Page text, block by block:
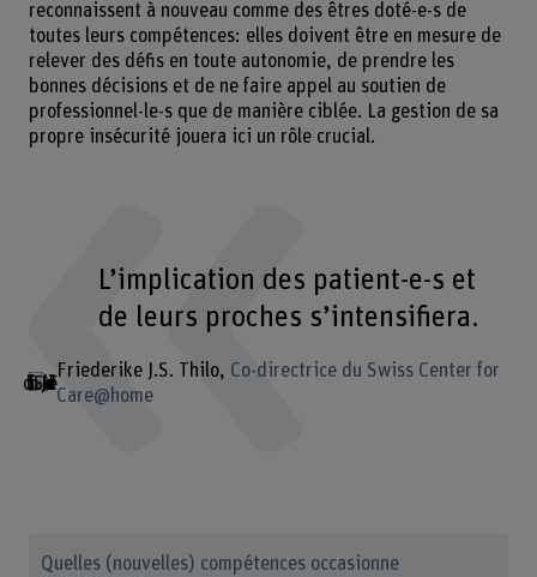
reconnaissent à nouveau comme des êtres doté-e-s de
toutes leurs compétences: elles doivent être en mesure de
relever des défis en toute autonomie, de prendre les
bonnes décisions et de ne faire appel au soutien de
professionnel-le-s que de manière ciblée. La gestion de sa
propre insécurité jouera ici un rôle crucial.
L’implication des patient-e-s et
de leurs proches s’intensifiera.
Friederike J.S. Thilo
Co-directrice du Swiss Center for
Care@home
Quelles (nouvelles) compétences occasionne